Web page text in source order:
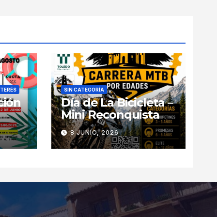
SIN CATEGORÍA
Día de La Bicicleta –
Mini Reconquista
8 JUNIO, 2026